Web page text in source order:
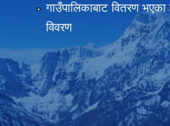
गाउँपालिकाबाट वितरण
विवरण